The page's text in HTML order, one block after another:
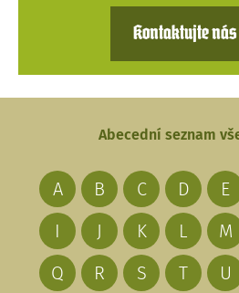
Kontaktujte nás
Abecední seznam
A B C D E
I
J K L M
Q
R S T U